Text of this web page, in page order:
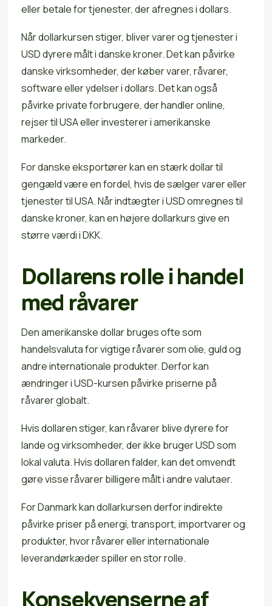
eller betale for tjenester, der afregnes i dollars.
Når dollarkursen stiger, bliver varer og tjenester i
USD dyrere målt i danske kroner. Det kan påvirke
danske virksomheder, der køber varer, råvarer,
software eller ydelser i dollars. Det kan også
påvirke private forbrugere, der handler online,
rejser til USA eller investerer i amerikanske
markeder.
For danske eksportører kan en stærk dollar til
gengæld være en fordel, hvis de sælger varer eller
tjenester til USA. Når indtægter i USD omregnes til
danske kroner, kan en højere dollarkurs give en
større værdi i DKK.
Dollarens rolle i handel
med råvarer
Den amerikanske dollar bruges ofte som
handelsvaluta for vigtige råvarer som olie, guld og
andre internationale produkter. Derfor kan
ændringer i USD-kursen påvirke priserne på
råvarer globalt.
Hvis dollaren stiger, kan råvarer blive dyrere for
lande og virksomheder, der ikke bruger USD som
lokal valuta. Hvis dollaren falder, kan det omvendt
gøre visse råvarer billigere målt i andre valutaer.
For Danmark kan dollarkursen derfor indirekte
påvirke priser på energi, transport, importvarer og
produkter, hvor råvarer eller internationale
leverandørkæder spiller en stor rolle.
Konsekvenserne af